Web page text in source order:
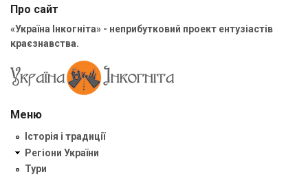
Про сайт
«Україна Інкогніта» - неприбутковий проект ентузіастів
краєзнавства.
Меню
Історія і традиції
Регіони України
Тури